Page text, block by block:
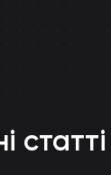
статті